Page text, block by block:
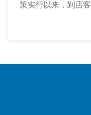
策实行以来，到店